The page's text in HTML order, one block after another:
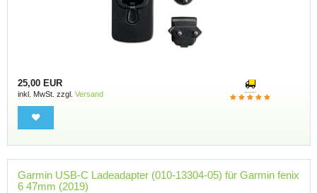
25,00 EUR
inkl. MwSt. zzgl. Versand
Garmin USB-C Ladeadapter (010-13304-05) für Garmin fenix
6 47mm (2019)